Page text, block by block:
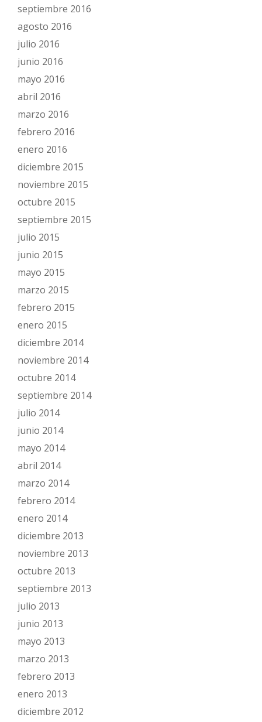
septiembre 2016
agosto 2016
julio 2016
junio 2016
mayo 2016
abril 2016
marzo 2016
febrero 2016
enero 2016
diciembre 2015
noviembre 2015
octubre 2015
septiembre 2015
julio 2015
junio 2015
mayo 2015
marzo 2015
febrero 2015
enero 2015
diciembre 2014
noviembre 2014
octubre 2014
septiembre 2014
julio 2014
junio 2014
mayo 2014
abril 2014
marzo 2014
febrero 2014
enero 2014
diciembre 2013
noviembre 2013
octubre 2013
septiembre 2013
julio 2013
junio 2013
mayo 2013
marzo 2013
febrero 2013
enero 2013
diciembre 2012